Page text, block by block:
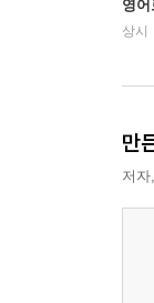
영
상시
만
저